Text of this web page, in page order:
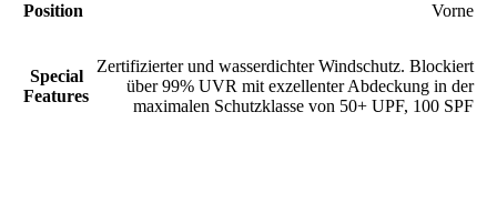
Position ‎Vorne
Special
Features
‎Zertifizierter und wasserdichter Windschutz. Blockiert
über 99% UVR mit exzellenter Abdeckung in der
maximalen Schutzklasse von 50+ UPF, 100 SPF